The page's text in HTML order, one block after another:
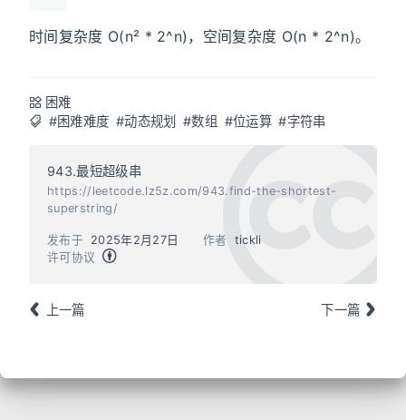
时间复杂度 O(n² * 2^n)，空间复杂度 O(n * 2^n)。
困难
#困难难度 #动态规划 #数组 #位运算 #字符串
943.最短超级串
https://leetcode.lz5z.com/943.find-the-shortest-
superstring/
作者 tickli
发布于
2025年2月27日
许可协议
上一篇 下一篇